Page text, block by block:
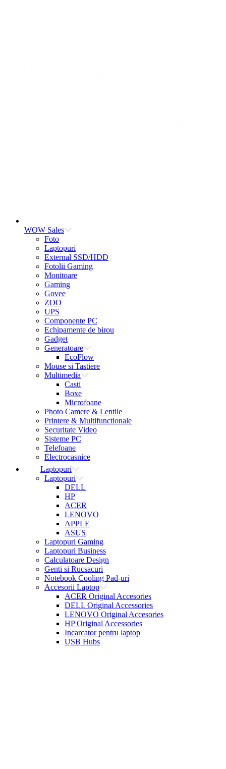
WOW Sales
Foto
Laptopuri
External SSD/HDD
Fotolii Gaming
Monitoare
Gaming
Govee
ZOO
UPS
Componente PC
Echipamente de birou
Gadget
Generatoare
EcoFlow
Mouse si Tastiere
Multimedia
Casti
Boxe
Microfoane
Photo Camere & Lentile
Printere & Multifunctionale
Securitate Video
Sisteme PC
Telefoane
Electrocasnice
Laptopuri
Laptopuri
DELL
HP
ACER
LENOVO
APPLE
ASUS
Laptopuri Gaming
Laptopuri Business
Calculatoare Design
Genti si Rucsacuri
Notebook Cooling Pad-uri
Accesorii Laptop
ACER Original Accesories
DELL Original Accessories
LENOVO Original Accesories
HP Original Accessories
Incarcator pentru laptop
USB Hubs